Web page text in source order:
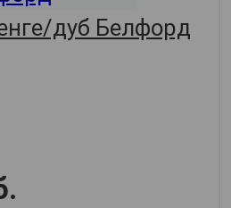
дуб Белфорд